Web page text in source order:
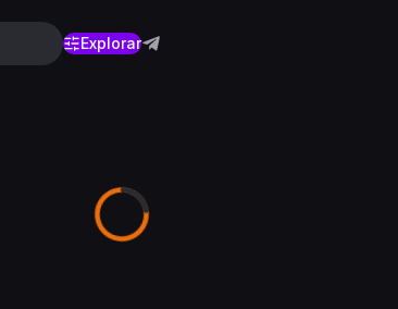
Explorar